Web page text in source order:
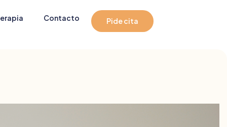
Contacto Pide cita